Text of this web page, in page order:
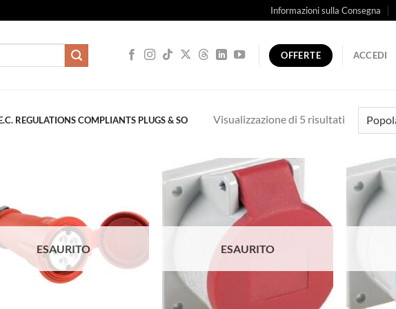
Informazioni sulla Consegna
OFFERTE ACCEDI
REGULATIONS COMPLIANTS PLUGS & SO Visualizzazione di 5 risultatiPopolarità
ESAURITO ESAURITO